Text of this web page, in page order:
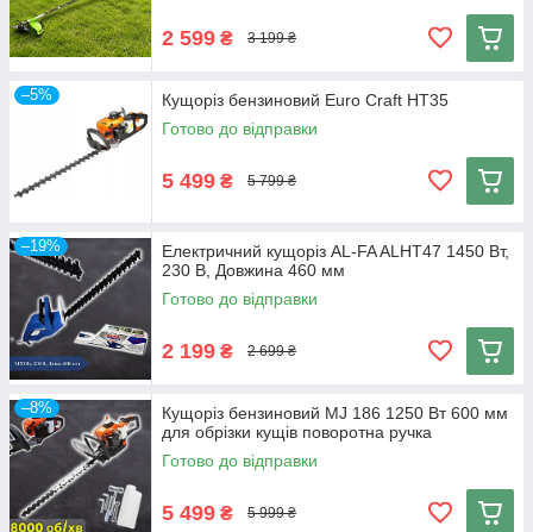
2 599 ₴ 3 199 ₴
–5%
Кущоріз бензиновий Euro Craft HT35
Готово до відправки
5 499 ₴ 5 799 ₴
–19%
Електричний кущоріз AL-FA ALHT47 1450 Вт,
230 В, Довжина 460 мм
Готово до відправки
2 199 ₴ 2 699 ₴
–8%
Кущоріз бензиновий MJ 186 1250 Вт 600 мм
для обрізки кущів поворотна ручка
Готово до відправки
5 499 ₴ 5 999 ₴